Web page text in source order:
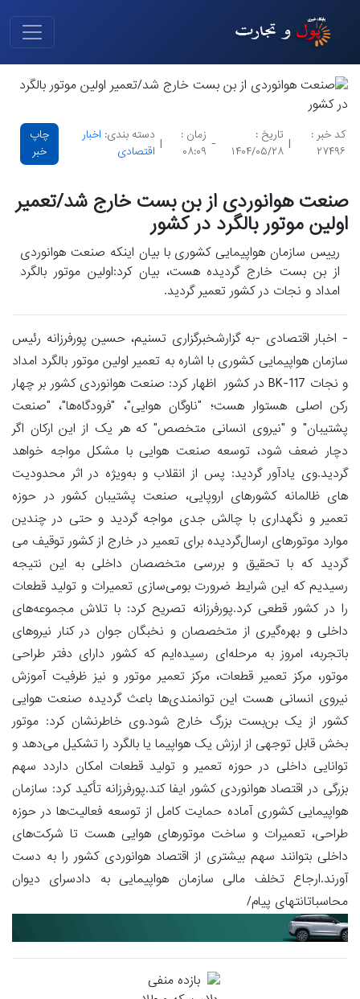
کد خبر :
۲۷۴۹۶
|
تاریخ :
۱۴۰۴/۰۵/۲۸
-
زمان :
۰۸:۰۹
|
دسته بندی: اخبار
اقتصادی
چاپ
خبر
صنعت هوانوردی از بن بست خارج شد/تعمیر
اولین موتور بالگرد در کشور
رییس سازمان هواپیمایی کشوری با بیان اینکه صنعت هوانوردی
از بن بست خارج گردیده هست، بیان کرد:اولین موتور بالگرد
امداد و نجات در کشور تعمیر گردید.
- اخبار اقتصادی -به گزارشخبرگزاری تسنیم، حسین پورفرزانه رئیس
سازمان هواپیمایی کشوری با اشاره به تعمیر اولین موتور بالگرد امداد
و نجات BK-117 در کشور اظهار کرد: صنعت هوانوردی کشور بر چهار
رکن اصلی هستوار هست؛ "ناوگان هوایی"، "فرودگاه‌ها"، "صنعت
پشتیبان" و "نیروی انسانی متخصص" که هر یک از این ارکان اگر
دچار ضعف شود، توسعه صنعت هوایی با مشکل مواجه خواهد
گردید.وی یادآور گردید: پس از انقلاب و به‌ویژه در اثر محدودیت
های ظالمانه کشورهای اروپایی، صنعت پشتیبان کشور در حوزه
تعمیر و نگهداری با چالش جدی مواجه گردید و حتی در چندین
موارد موتورهای ارسال‌گردیده برای تعمیر در خارج از کشور توقیف می
گردید که با تحقیق و بررسی متخصصان داخلی به این نتیجه
رسیدیم که این شرایط ضرورت بومی‌سازی تعمیرات و تولید قطعات
را در کشور قطعی کرد.پورفرزانه تصریح کرد: با تلاش مجموعه‌های
داخلی و بهره‌گیری از متخصصان و نخبگان جوان در کنار نیروهای
باتجربه، امروز به مرحله‌ای رسیده‌ایم که کشور دارای دفتر طراحی
موتور، مرکز تعمیر قطعات، مرکز تعمیر موتور و نیز ظرفیت آموزش
نیروی انسانی هست این توانمندی‌ها باعث گردیده صنعت هوایی
کشور از یک بن‌بست بزرگ خارج شود.وی خاطرنشان کرد: موتور
بخش قابل توجهی از ارزش یک هواپیما یا بالگرد را تشکیل می‌دهد و
توانایی داخلی در حوزه تعمیر و تولید قطعات امکان داردد سهم
بزرگی در اقتصاد هوانوردی کشور ایفا کند.پورفرزانه تأکید کرد: سازمان
هواپیمایی کشوری آماده حمایت کامل از توسعه فعالیت‌ها در حوزه
طراحی، تعمیرات و ساخت موتورهای هوایی هست تا شرکت‌های
داخلی بتوانند سهم بیشتری از اقتصاد هوانوردی کشور را به دست
آورند.ارجاع تخلف مالی سازمان هواپیمایی به دادسرای دیوان
محاسباتانتهای پیام/